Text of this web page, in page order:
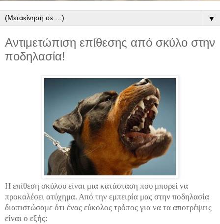
▼
Αντιμετώπιση επίθεσης από σκύλο στην
ποδηλασία!
Η επίθεση σκύλου είναι μια κατάσταση που μπορεί να
προκαλέσει ατύχημα. Από την εμπειρία μας στην ποδηλασία
διαπιστώσαμε ότι ένας εύκολος τρόπος για να τα αποτρέψεις
είναι ο εξής: